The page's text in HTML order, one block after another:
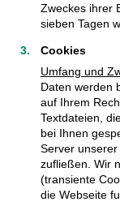
Zweckes ihrer
sieben Tagen
Cookies
Umfang und
Daten werden
auf Ihrem
Textdateien,
bei Ihnen
Server
zufließen. Wir
(transiente
die Webseite